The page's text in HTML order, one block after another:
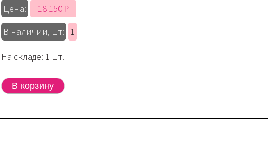
Цена:
18 150 ₽
В наличии, шт:
1
На складе: 1 шт.